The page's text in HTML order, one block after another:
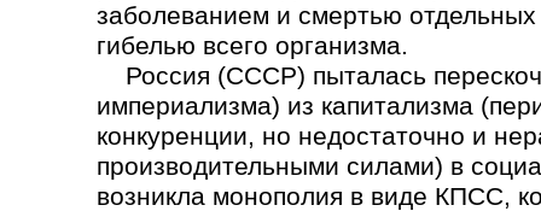
заболеванием и смертью отдельных
гибелью всего организма.
Россия (СССР) пыталась
империализма) из капитализма
конкуренции, но недостаточно и
производительными силами) в
возникла монополия в виде КПСС,